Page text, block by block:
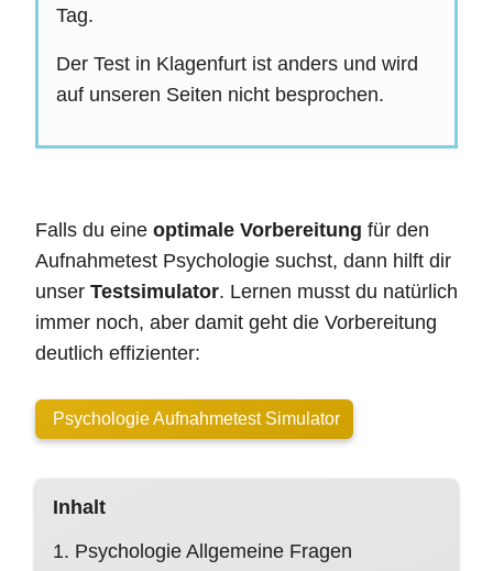
Tag.
Der Test in Klagenfurt ist anders und wird
auf unseren Seiten nicht besprochen.
Falls du eine optimale Vorbereitung für den
Aufnahmetest Psychologie suchst, dann hilft dir
unser Testsimulator. Lernen musst du natürlich
immer noch, aber damit geht die Vorbereitung
deutlich effizienter:
Psychologie Aufnahmetest Simulator
Inhalt
1. Psychologie Allgemeine Fragen